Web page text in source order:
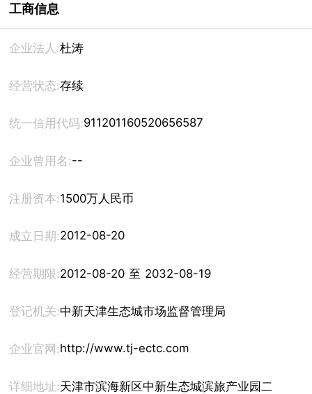
工商信息
企业法人:杜涛
经营状态:存续
统一信用代码:911201160520656587
企业曾用名:--
注册资本:1500万人民币
成立日期:2012-08-20
经营期限: 2012-08-20 至 2032-08-19
登记机关:中新天津生态城市场监督管理局
企业官网:http://www.tj-ectc.com
详细地址:天津市滨海新区中新生态城滨旅产业园二区5号